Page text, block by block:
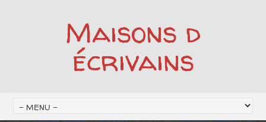
Maisons d
écrivains